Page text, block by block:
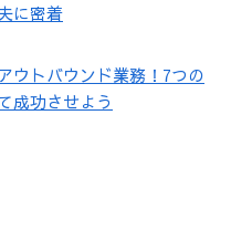
に密着
ウトバウンド業務！7つの
成功させよう